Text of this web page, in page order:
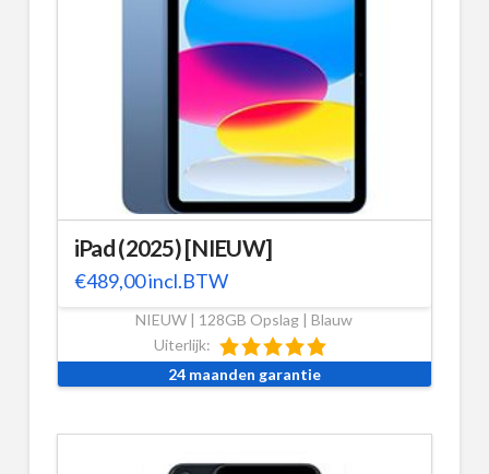
iPad (2025) [NIEUW]
€489,00incl.BTW
NIEUW | 128GB Opslag | Blauw
Uiterlijk:
24 maanden garantie